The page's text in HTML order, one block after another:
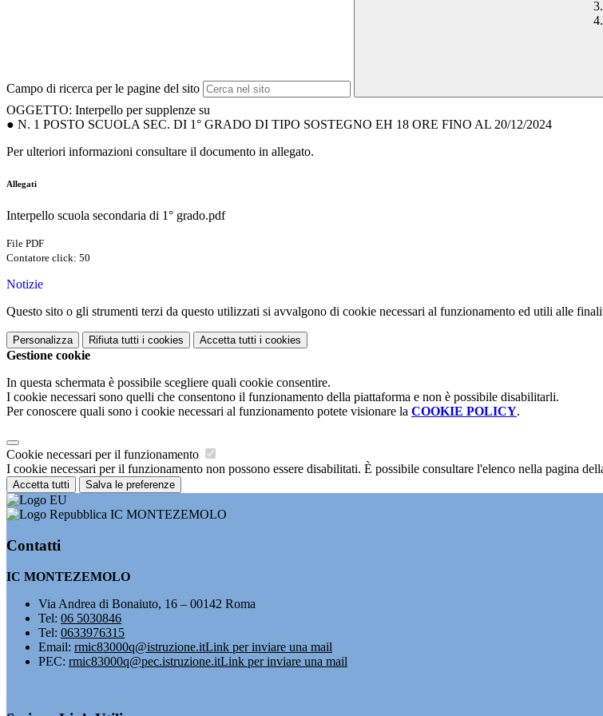
Campo di ricerca per le pagine del sito
OGGETTO: Interpello per supplenze su
● N. 1 POSTO SCUOLA SEC. DI 1° GRADO DI TIPO SOSTEGNO EH 18 ORE FINO AL 20/12/2024
Per ulteriori informazioni consultare il documento in allegato.
Allegati
Interpello scuola secondaria di 1° grado.pdf
File PDF
Contatore click: 50
Notizie
Questo sito o gli strumenti terzi da questo utilizzati si avvalgono di cookie necessari al funzionamento ed utili alle
Personalizza Rifiuta tutti i cookies Accetta tutti i cookies
Gestione cookie
In questa schermata è possibile scegliere quali cookie consentire.
I cookie necessari sono quelli che consentono il funzionamento della piattaforma e non è possibile disabilitarli.
Per conoscere quali sono i cookie necessari al funzionamento potete visionare la COOKIE POLICY.
Cookie necessari per il funzionamento
I cookie necessari per il funzionamento non possono essere disabilitati. È possibile consultare l'elenco nella pagina
Accetta tutti Salva le preferenze
IC MONTEZEMOLO
Contatti
IC MONTEZEMOLO
Via Andrea di Bonaiuto, 16 – 00142 Roma
Tel: 06 5030846
Tel: 0633976315
Email: rmic83000q@istruzione.itLink per inviare una mail
PEC: rmic83000q@pec.istruzione.itLink per inviare una mail